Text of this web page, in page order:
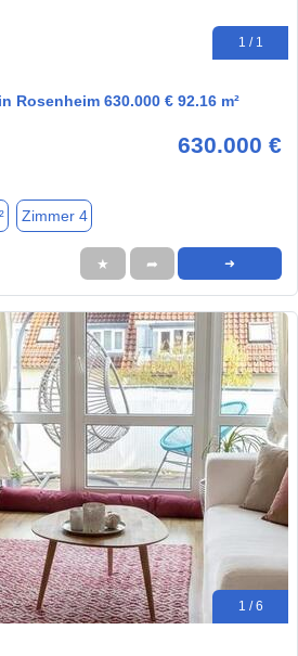
1 / 1
Rosenheim 630.000 € 92.16 m²
630.000 €
Zimmer 4
★ ➦ ➜
1 / 6